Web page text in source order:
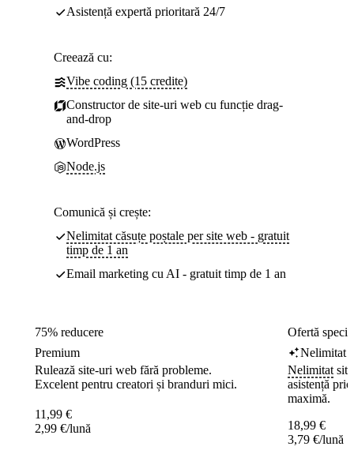
Asistență expertă prioritară 24/7
Creează cu:
Vibe coding (15 credite)
Constructor de site-uri web cu funcție drag-
and-drop
WordPress
Node.js
Comunică și crește:
Nelimitat căsuțe poștale per site web - gratuit
timp de 1 an
Email marketing cu AI - gratuit timp de 1 an
75% reducere
Premium
Rulează site-uri web fără probleme.
Excelent pentru creatori și branduri mici.
11,99 €
2,99 €/lună
Ofertă
Nelimitat
Nelimitat
asistență
maximă.
18,99 €
3,79 €/lună